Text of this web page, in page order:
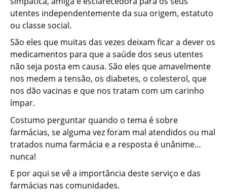
utentes independentemente da sua origem, estatuto
ou classe social.
São eles que muitas das vezes deixam ficar a dever os
medicamentos para que a saúde dos seus utentes
não seja posta em causa. São eles que amavelmente
nos medem a tensão, os diabetes, o colesterol, que
nos dão vacinas e que nos tratam com um carinho
ímpar.
Costumo perguntar quando o tema é sobre
farmácias, se alguma vez foram mal atendidos ou mal
tratados numa farmácia e a resposta é unânime…
nunca!
E por aqui se vê a importância deste serviço e das
farmácias nas comunidades.